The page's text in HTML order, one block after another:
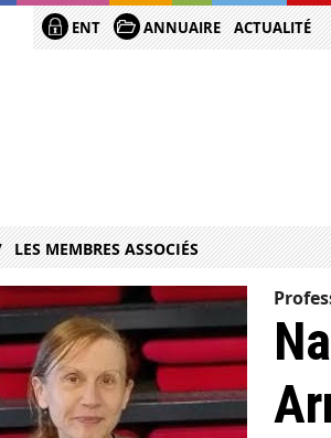
ENT ANNUAIRE ACTUALITÉ
LES MEMBRES ASSOCIÉS